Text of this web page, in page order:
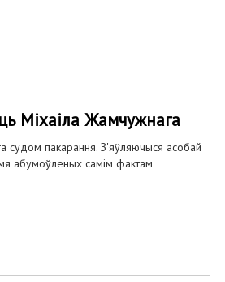
Міхаіла Жамчужнага
пакарання. З'яўляючыся асобай
абумоўленых самім фактам